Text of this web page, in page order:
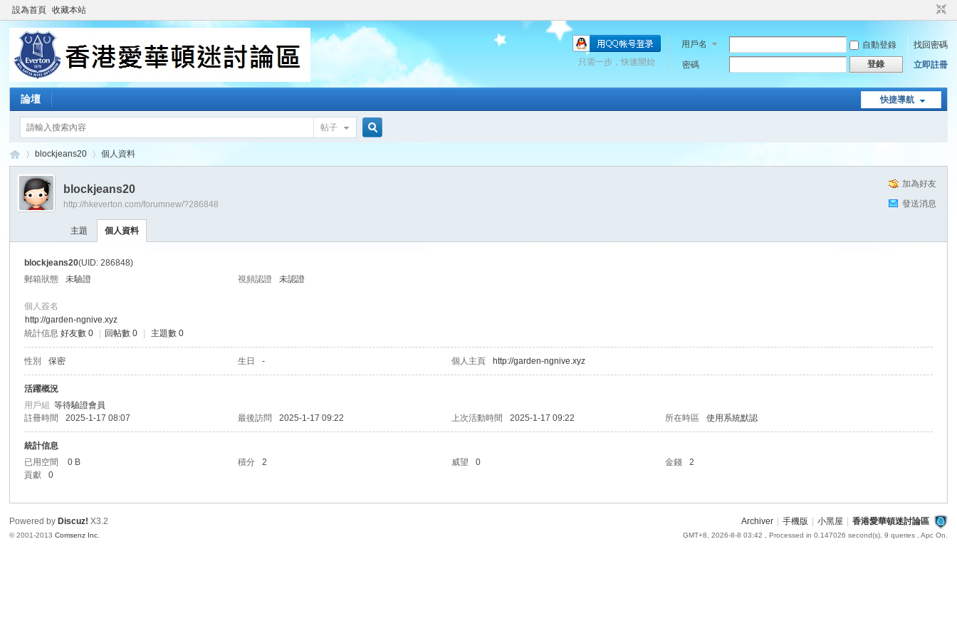
設為首頁 收藏本站
用戶名 自動登錄
找回密碼
密碼
登錄 立即註冊
只需一步，快速開始
快捷導航
論壇
帖子
›
blockjeans20 個人資料
加為好友
發送消息
blockjeans20
http://hkeverton.com/forumnew/?286848
主題 個人資料
blockjeans20(UID: 286848)
郵箱狀態
未驗證 視頻認證 未認證
個人簽名
http://garden-ngnive.xyz
統計信息 好友數 0 回帖數 0 主題數 0
性別 保密 生日 - 個人主頁 http://garden-ngnive.xyz
活躍概況
用戶組等待驗證會員
註冊時間
2025-1-17 08:07 最後訪問 2025-1-17 09:22 上次活動時間 2025-1-17 09:22 所在時區 使用系統默認
統計信息
已用空間
0 B 積分 2 威望 0 金錢
2
貢獻
0
Archiver 手機版 小黑屋 香港愛華頓迷討論區
GMT+8, 2026-8-8 03:42 , Processed in 0.147026 second(s), 9 queries , Apc On.
Powered by Discuz! X3.2
© 2001-2013Comsenz Inc.